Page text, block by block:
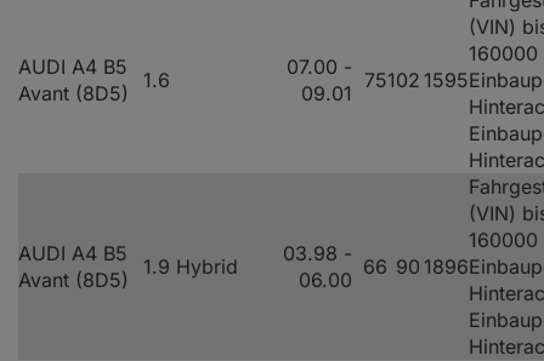
AUDI A4 B5
Avant (8D5)
1.6
07.00 -
09.01
75102 1595
(VIN)
160000
AUDI A4 B5
Avant (8D5)
1.9 Hybrid
03.98 -
06.00
66 90 1896
(VIN)
160000